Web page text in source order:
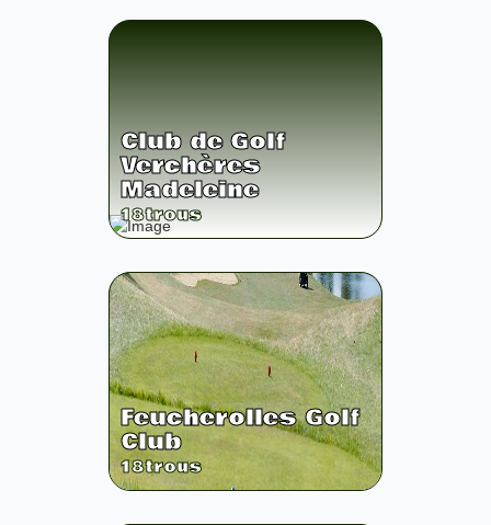
Club de Golf
Verchères
Madeleine
18trous
Feucherolles Golf
Club
18trous